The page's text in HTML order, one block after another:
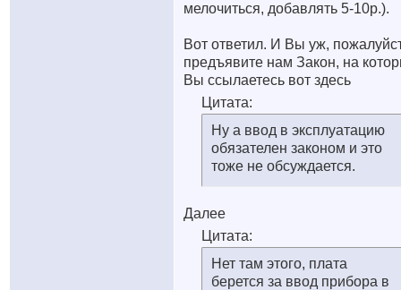
мелочиться, добавлять 5-10р.).
Вот ответил. И Вы уж,
предъявите нам Закон, на
Вы ссылаетесь вот здесь
Цитата:
Ну а ввод в эксплуатацию
обязателен законом и это
тоже не обсуждается.
Далее
Цитата:
Нет там этого, плата
берется за ввод прибора в